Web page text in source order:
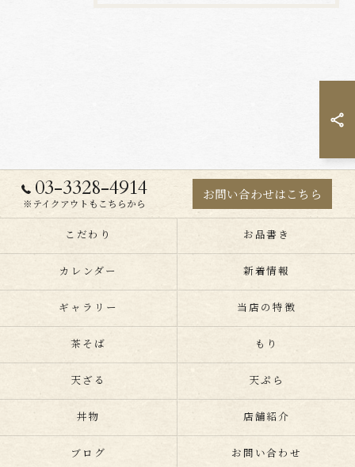
03-3328-4914
※テイクアウトもこちらから
お問い合わせはこちら
こだわり お品書き
カレンダー 新着情報
ギャラリー 当店の特徴
茶そば もり
天ざる 天ぷら
丼物 店舗紹介
ブログ お問い合わせ